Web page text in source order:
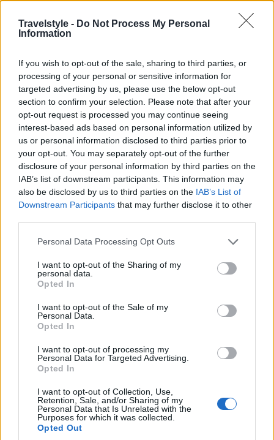
Travelstyle - Do Not Process My Personal
Information
If you wish to opt-out of the sale, sharing to third parties, or
processing of your personal or sensitive information for
targeted advertising by us, please use the below opt-out
section to confirm your selection. Please note that after your
opt-out request is processed you may continue seeing
interest-based ads based on personal information utilized by
us or personal information disclosed to third parties prior to
your opt-out. You may separately opt-out of the further
disclosure of your personal information by third parties on the
IAB’s list of downstream participants. This information may
also be disclosed by us to third parties on the IAB’s List of
Downstream Participants that may further disclose it to other
Please note that this website/app uses one or more Google
not limited to your visit or usage behaviour. You may click to
grant or deny consent to Google and its third-party tags to
use your data for below specified purposes in below Google
consent section.
Personal Data Processing Opt Outs
I want to opt-out of the Sharing of my
personal data.
Opted In
I want to opt-out of the Sale of my
Personal Data.
Opted In
I want to opt-out of processing my
Personal Data for Targeted Advertising.
Opted In
I want to opt-out of Collection, Use,
Retention, Sale, and/or Sharing of my
Personal Data that Is Unrelated with the
Purposes for which it was collected.
Opted Out
εκδηλώσεων και δράσεων ανοιχτών σε όλους αλλά
και έναν τόπο συνάντησης, ανταλλαγής εμπειριών
ερευνητών της Μεσαράς.
Αρχαιολογικό Μουσείο Μεσαράς
συνολικό εμβαδόν 2.900 τ.μ., το Μουσείο διαθέτει
περίπου 900 τ.μ. κύριων εκθεσιακών χώρων, μια